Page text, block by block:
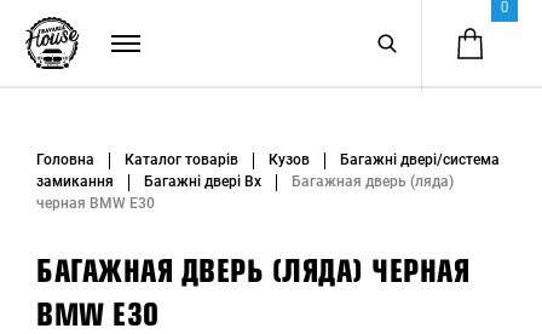
0
Головна Каталог товарів Кузов
Багажні двері/система
замикання
Багажні двері Вх
Багажная дверь (ляда)
черная BMW E30
БАГАЖНАЯ ДВЕРЬ (ЛЯДА) ЧЕРНАЯ
BMW E30